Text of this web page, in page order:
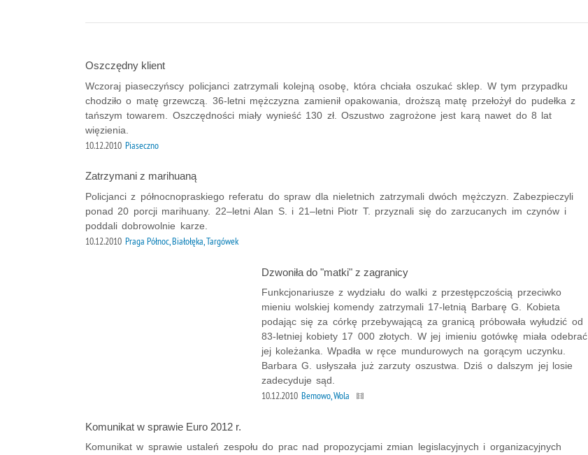
Oszczędny klient
Wczoraj piaseczyńscy policjanci zatrzymali kolejną osobę, która chciała oszukać sklep. W tym przypadku
chodziło o matę grzewczą. 36-letni mężczyzna zamienił opakowania, droższą matę przełożył do pudełka z
tańszym towarem. Oszczędności miały wynieść 130 zł. Oszustwo zagrożone jest karą nawet do 8 lat
więzienia.
10.12.2010 Piaseczno
Zatrzymani z marihuaną
Policjanci z północnopraskiego referatu do spraw dla nieletnich zatrzymali dwóch mężczyzn. Zabezpieczyli
ponad 20 porcji marihuany. 22–letni Alan S. i 21–letni Piotr T. przyznali się do zarzucanych im czynów i
poddali dobrowolnie karze.
10.12.2010 Praga Północ, Białołęka, Targówek
Dzwoniła do "matki" z zagranicy
Funkcjonariusze z wydziału do walki z przestępczością przeciwko
mieniu wolskiej komendy zatrzymali 17-letnią Barbarę G. Kobieta
podając się za córkę przebywającą za granicą próbowała wyłudzić od
83-letniej kobiety 17 000 złotych. W jej imieniu gotówkę miała odebrać
jej koleżanka. Wpadła w ręce mundurowych na gorącym uczynku.
Barbara G. usłyszała już zarzuty oszustwa. Dziś o dalszym jej losie
zadecyduje sąd.
10.12.2010 Bemowo, Wola
Komunikat w sprawie Euro 2012 r.
Komunikat w sprawie ustaleń zespołu do prac nad propozycjami zmian legislacyjnych i organizacyjnych